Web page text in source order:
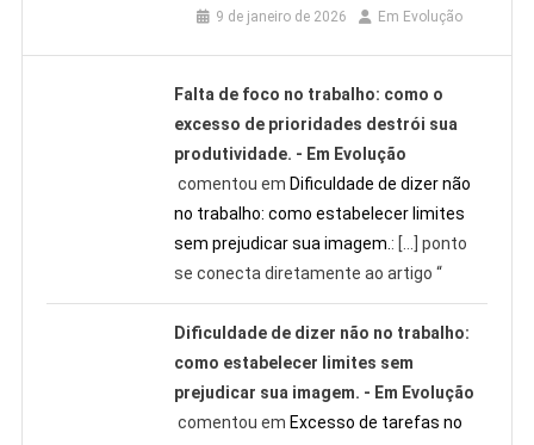
9 de janeiro de 2026 Em Evolução
Falta de foco no trabalho: como o
excesso de prioridades destrói sua
produtividade. - Em Evolução
comentou em Dificuldade de dizer não
no trabalho: como estabelecer limites
sem prejudicar sua imagem. : […] ponto
se conecta diretamente ao artigo “
Dificuldade de dizer não no trabalho:
como estabelecer limites sem
prejudicar sua imagem. - Em Evolução
comentou em Excesso de tarefas no